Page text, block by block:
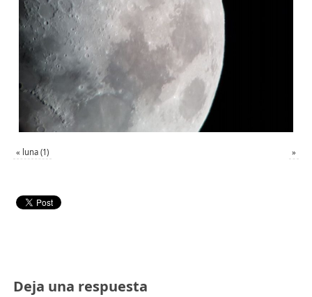
« luna (1) »
Deja una respuesta